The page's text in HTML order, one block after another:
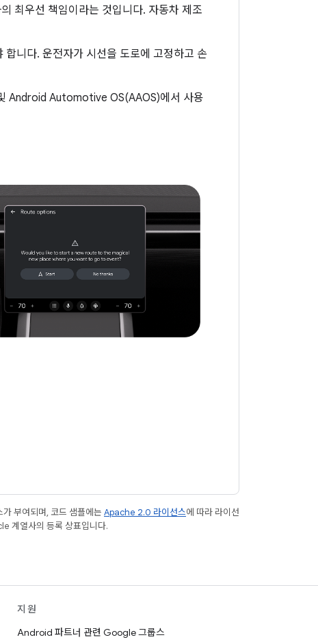
최우선 책임이라는 것입니다. 자동차 제조
니다. 운전자가 시선을 도로에 고정하고 손
Android Automotive OS(AAOS)에서 사용
가 부여되며, 코드 샘플에는 Apache 2.0 라이선스에 따라 라이선
계열사의 등록 상표입니다.
지원
Android 파트너 관련 Google 그룹스